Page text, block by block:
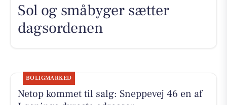
Sol og småbyger sætter
dagsordenen
BOLIGMARKED
Netop kommet til salg: Sneppevej 46 en af